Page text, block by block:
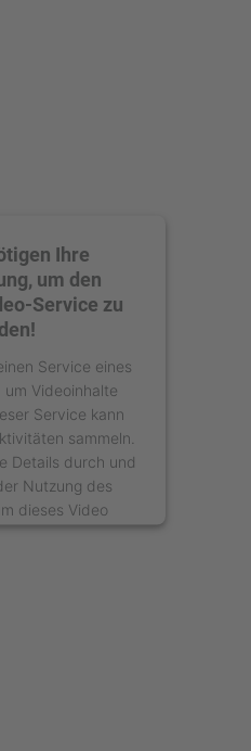
Ihre
um den
Service zu
Service eines
Videoinhalte
Service kann
sammeln.
Details durch und
Nutzung des
dieses Video